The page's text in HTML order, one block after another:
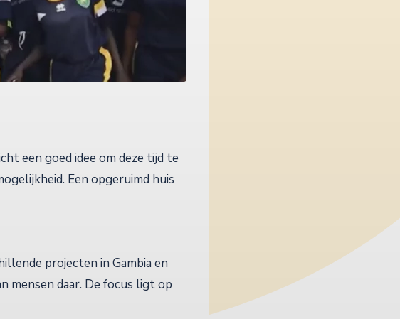
een goed idee om deze tijd te
Een opgeruimd huis
projecten in Gambia en
mensen daar. De focus ligt op